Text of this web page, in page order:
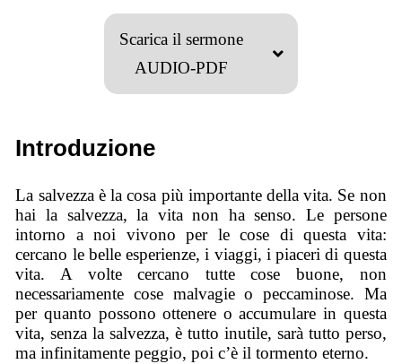
Scarica il sermone
AUDIO-PDF
Introduzione
La salvezza è la cosa più importante della vita. Se non
hai la salvezza, la vita non ha senso. Le persone
intorno a noi vivono per le cose di questa vita:
cercano le belle esperienze, i viaggi, i piaceri di questa
vita. A volte cercano tutte cose buone, non
necessariamente cose malvagie o peccaminose. Ma
per quanto possono ottenere o accumulare in questa
vita, senza la salvezza, è tutto inutile, sarà tutto perso,
ma infinitamente peggio, poi c’è il tormento eterno.